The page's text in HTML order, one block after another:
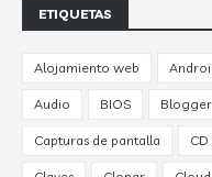
ETIQUETAS
Alojamiento web
Audio BIOS Blogger
Capturas de pantalla